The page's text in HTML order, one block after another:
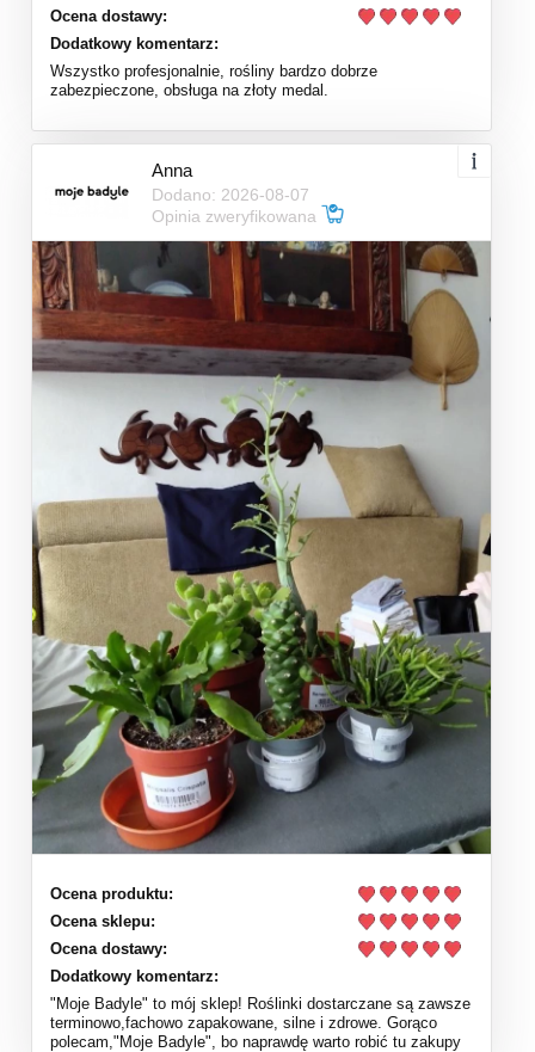
Ocena dostawy:
Dodatkowy komentarz:
Wszystko profesjonalnie, rośliny bardzo dobrze
zabezpieczone, obsługa na złoty medal.
Anna
Dodano: 2026-08-07
Opinia zweryfikowana
Ocena produktu:
Ocena sklepu:
Ocena dostawy:
Dodatkowy komentarz:
"Moje Badyle" to mój sklep! Roślinki dostarczane są zawsze
terminowo,fachowo zapakowane, silne i zdrowe. Gorąco
polecam,"Moje Badyle", bo naprawdę warto robić tu zakupy